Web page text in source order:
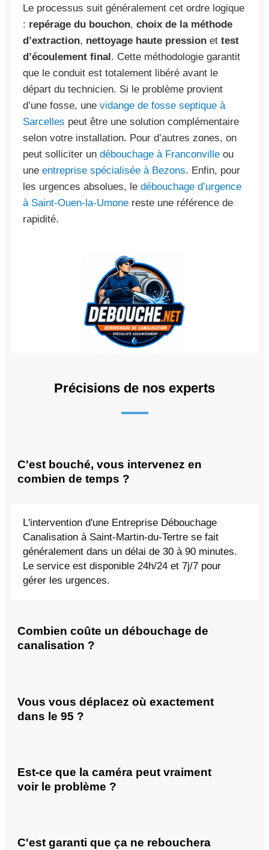
Le processus suit généralement cet ordre logique
: repérage du bouchon, choix de la méthode
d’extraction, nettoyage haute pression et test
d’écoulement final. Cette méthodologie garantit
que le conduit est totalement libéré avant le
départ du technicien. Si le problème provient
d’une fosse, une vidange de fosse septique à
Sarcelles peut être une solution complémentaire
selon votre installation. Pour d’autres zones, on
peut solliciter un débouchage à Franconville ou
une entreprise spécialisée à Bezons. Enfin, pour
les urgences absolues, le débouchage d’urgence
à Saint-Ouen-la-Umone reste une référence de
rapidité.
Précisions de nos experts
C'est bouché, vous intervenez en
combien de temps ?
L'intervention d'une Entreprise Débouchage
Canalisation à Saint-Martin-du-Tertre se fait
généralement dans un délai de 30 à 90 minutes.
Le service est disponible 24h/24 et 7j/7 pour
gérer les urgences.
Combien coûte un débouchage de
canalisation ?
Vous vous déplacez où exactement
dans le 95 ?
Est-ce que la caméra peut vraiment
voir le problème ?
C'est garanti que ça ne rebouchera